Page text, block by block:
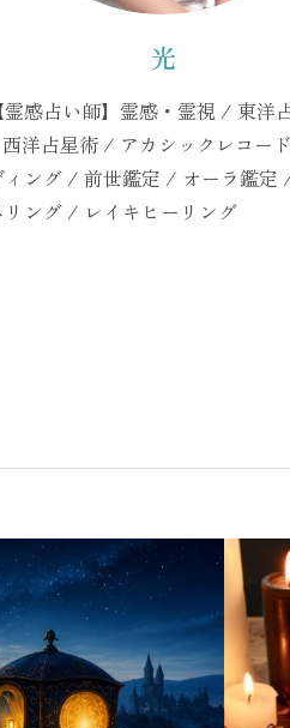
光
【霊感占い師】霊感・霊視 / 東洋
洋占星術 / アカシックレコー
ィング / 前世鑑定 / オーラ鑑定
リング / レイキヒーリング